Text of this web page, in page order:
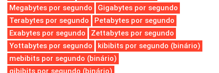
Megabytes por segundo
Gigabytes por segundo
Terabytes por segundo
Petabytes por segundo
Exabytes por segundo
Zettabytes por segundo
Yottabytes por segundo
kibibits por segundo (binário)
mebibits por segundo (binário)
gibibits por segundo (binário)